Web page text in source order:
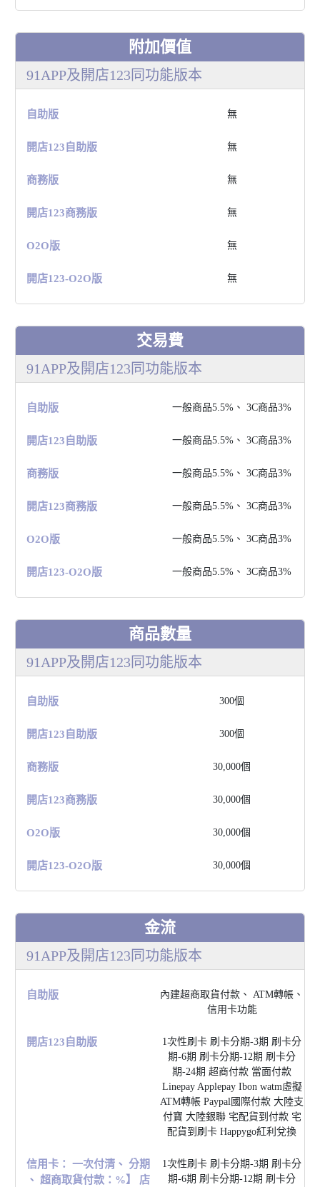
附加價值
91APP及開店123同功能版本
⾃助版 無
開店123⾃助版 無
商務版 無
開店123商務版 無
O2O版 無
開店123-O2O版 無
交易費
91APP及開店123同功能版本
⾃助版 ⼀般商品5.5%、 3C商品3%
開店123⾃助版 ⼀般商品5.5%、 3C商品3%
商務版 ⼀般商品5.5%、 3C商品3%
開店123商務版 ⼀般商品5.5%、 3C商品3%
O2O版 ⼀般商品5.5%、 3C商品3%
開店123-O2O版 ⼀般商品5.5%、 3C商品3%
商品數量
91APP及開店123同功能版本
⾃助版 300個
開店123⾃助版 300個
商務版 30,000個
開店123商務版 30,000個
O2O版 30,000個
開店123-O2O版 30,000個
⾦流
91APP及開店123同功能版本
⾃助版
內建超商取貨付款、 ATM轉帳、
信⽤卡功能
開店123⾃助版
1次性刷卡 刷卡分期-3期 刷卡分
期-6期 刷卡分期-12期 刷卡分
期-24期 超商付款 當⾯付款
Linepay Applepay Ibon watm虛擬
ATM轉帳 Paypal國際付款 ⼤陸⽀
付寶 ⼤陸銀聯 宅配貨到付款 宅
配貨到刷卡 Happygo紅利兌換
信⽤卡： ⼀次付清、 分期
、 超商取貨付款：%】 店
1次性刷卡 刷卡分期-3期 刷卡分
期-6期 刷卡分期-12期 刷卡分